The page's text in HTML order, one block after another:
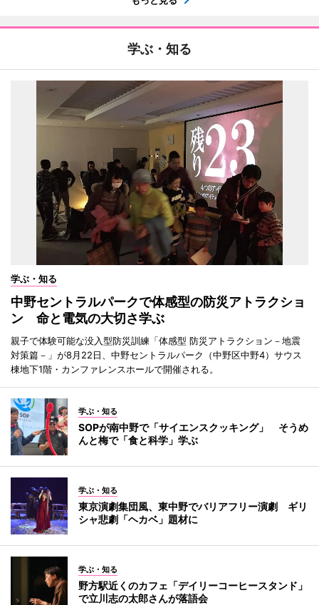
学ぶ・知る
学ぶ・知る
中野セントラルパークで体感型の防災アトラクショ
ン 命と電気の大切さ学ぶ
親子で体験可能な没入型防災訓練「体感型 防災アトラクション－地震
対策篇－」が8月22日、中野セントラルパーク（中野区中野4）サウス
棟地下1階・カンファレンスホールで開催される。
学ぶ・知る
SOPが南中野で「サイエンスクッキング」 そうめ
んと梅で「食と科学」学ぶ
学ぶ・知る
東京演劇集団風、東中野でバリアフリー演劇 ギリ
シャ悲劇「ヘカベ」題材に
学ぶ・知る
野方駅近くのカフェ「デイリーコーヒースタンド」
で立川志の太郎さんが落語会